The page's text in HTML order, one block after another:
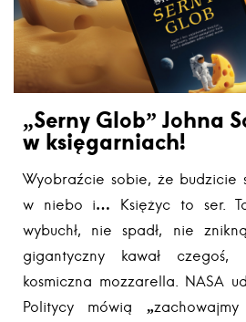
„Serny Glob” Johna
w księgarniach!
Wyobraźcie sobie, że budzicie
w niebo i… Księżyc to ser.
wybuchł, nie spadł, nie
gigantyczny kawał
kosmiczna mozzarella. NASA
Politycy mówią